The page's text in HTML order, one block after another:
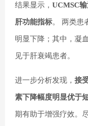
结果显示， UCMSC
肝功能指标。 两类患
明显下降；其中，凝
见于肝衰竭患者。
进一步分析发现， 接
素下降幅度明显优于
期有助于增强疗效。